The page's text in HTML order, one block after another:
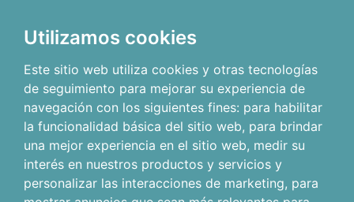
Utilizamos cookies
Este sitio web utiliza cookies y otras tecnologías
de seguimiento para mejorar su experiencia de
navegación con los siguientes fines: para habilitar
la funcionalidad básica del sitio web, para brindar
una mejor experiencia en el sitio web, medir su
interés en nuestros productos y servicios y
personalizar las interacciones de marketing, para